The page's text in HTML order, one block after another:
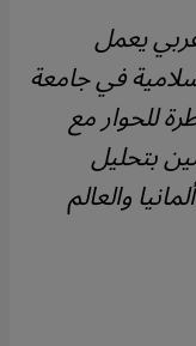
يعمل
في جامعة
للحوار مع
بتحليل
والعالم